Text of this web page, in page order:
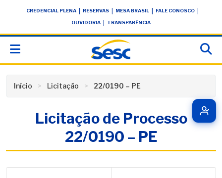
conteúdoCREDENCIAL PLENA RESERVAS MESA BRASIL FALE CONOSCO
OUVIDORIA TRANSPARÊNCIA
Início Licitação 22/0190 – PE
Licitação de Processo
22/0190 – PE